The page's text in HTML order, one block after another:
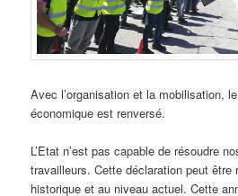
Avec l’organisation et la mobilisation,
économique est renversé.
L’Etat n’est pas capable de résoudre
travailleurs. Cette déclaration peut être
historique et au niveau actuel. Cette